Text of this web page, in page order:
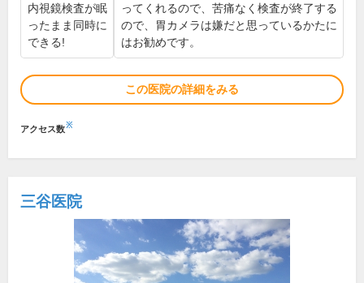
内視鏡検査が眠
ったまま同時に
できる!
ってくれるので、苦痛なく検査が終了する
ので、胃カメラは嫌だと思っているかたに
はお勧めです。
この医院の詳細をみる
アクセス数※
三谷医院